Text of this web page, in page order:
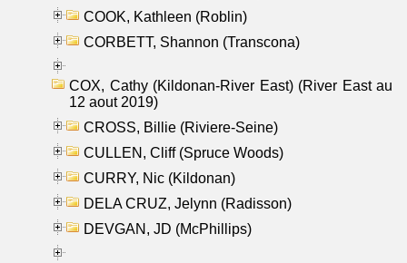
COOK, Kathleen (Roblin)
CORBETT, Shannon (Transcona)
COX, Cathy (Kildonan-River East) (River East au
12 aout 2019)
CROSS, Billie (Riviere-Seine)
CULLEN, Cliff (Spruce Woods)
CURRY, Nic (Kildonan)
DELA CRUZ, Jelynn (Radisson)
DEVGAN, JD (McPhillips)